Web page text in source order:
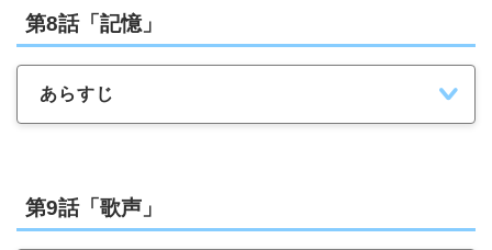
第8話「記憶」
あらすじ
第9話「歌声」